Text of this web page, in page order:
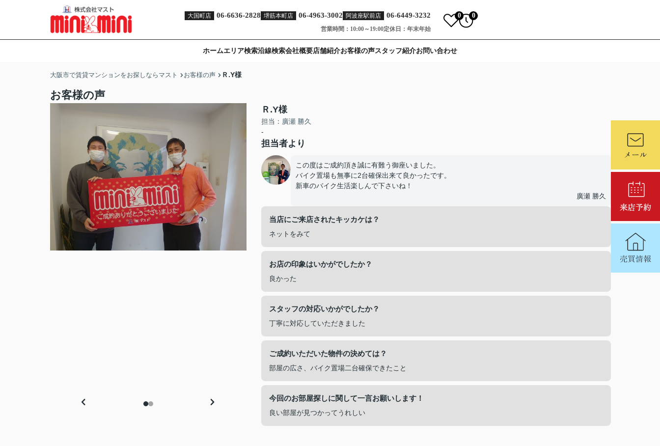
大国町店 06-6636-2828 堺筋本町店 06-4963-3002 阿波座駅前店 06-6449-3232
営業時間：10:00～19:00定休日：年末年始
0 0
ホームエリア検索沿線検索会社概要店舗紹介お客様の声スタッフ紹介お問い合わせ
大阪市で賃貸マンションをお探しならマスト お客様の声 Ｒ.Y様
お客様の声
Ｒ.Y様
担当：廣瀬 勝久
-
担当者より
この度はご成約頂き誠に有難う御座いました。
バイク置場も無事に2台確保出来て良かったです。
新車のバイク生活楽しんで下さいね！
廣瀬 勝久
当店にご来店されたキッカケは？
ネットをみて
お店の印象はいかがでしたか？
良かった
スタッフの対応いかがでしたか？
丁寧に対応していただきました
ご成約いただいた物件の決めては？
部屋の広さ、バイク置場二台確保できたこと
今回のお部屋探しに関して一言お願いします！
良い部屋が見つかってうれしい